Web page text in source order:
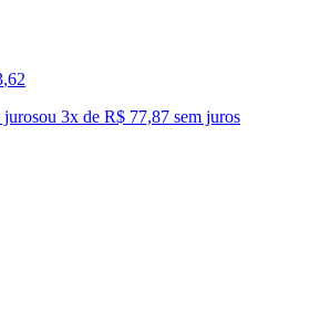
,62
jurosou 3x de R$ 77,87 sem juros